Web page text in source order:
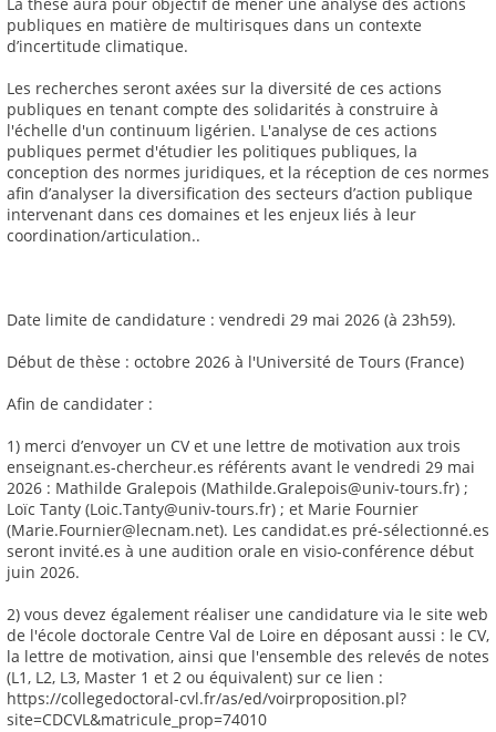
publiques en matière de multirisques dans un contexte
d’incertitude climatique.
Les recherches seront axées sur la diversité de ces actions
publiques en tenant compte des solidarités à construire à
l'échelle d'un continuum ligérien. L'analyse de ces actions
publiques permet d'étudier les politiques publiques, la
conception des normes juridiques, et la réception de ces normes
afin d’analyser la diversification des secteurs d’action publique
intervenant dans ces domaines et les enjeux liés à leur
coordination/articulation..
Date limite de candidature : vendredi 29 mai 2026 (à 23h59).
Début de thèse : octobre 2026 à l'Université de Tours (France)
Afin de candidater :
1) merci d’envoyer un CV et une lettre de motivation aux trois
enseignant.es-chercheur.es référents avant le vendredi 29 mai
2026 : Mathilde Gralepois (Mathilde.Gralepois@univ-tours.fr) ;
Loïc Tanty (Loic.Tanty@univ-tours.fr) ; et Marie Fournier
(Marie.Fournier@lecnam.net). Les candidat.es pré-sélectionné.es
seront invité.es à une audition orale en visio-conférence début
juin 2026.
2) vous devez également réaliser une candidature via le site web
de l'école doctorale Centre Val de Loire en déposant aussi : le CV,
la lettre de motivation, ainsi que l'ensemble des relevés de notes
(L1, L2, L3, Master 1 et 2 ou équivalent) sur ce lien :
https://collegedoctoral-cvl.fr/as/ed/voirproposition.pl?
site=CDCVL&matricule_prop=74010